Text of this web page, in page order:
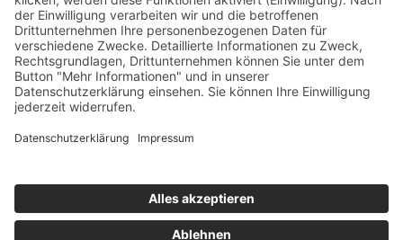
Impressum Datenschutz Kontakt Cookie-Richtlinie